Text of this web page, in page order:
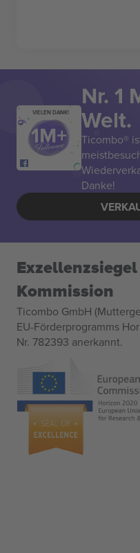
VIELEN DANK!
Nr. 1
Welt.
Ticombo®
Danke!
Exzellenzsiegel
Kommission
Ticombo GmbH
EU-Förderprogramms
Nr. 782393 anerkannt.